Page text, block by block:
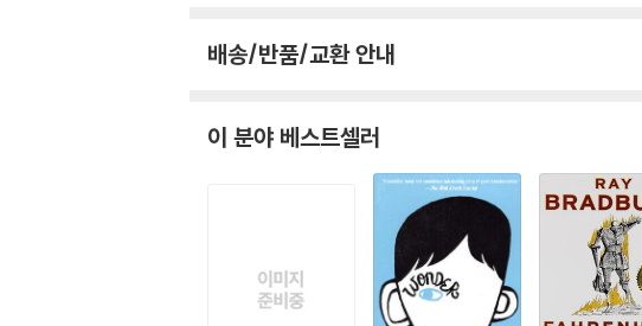
배송/반품/교환 안내
이 분야 베스트셀러